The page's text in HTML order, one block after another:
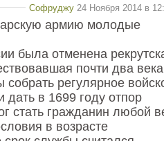
Софруджу 24 Ноября 2014 в
армию молодые
была отменена
почти два
регулярное
дать в 1699 году отпор
стать гражданин любой
в возрасте